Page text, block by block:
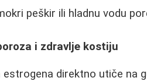
peškir ili hladnu vodu
i zdravlje kostiju
estrogena direktno utiče na